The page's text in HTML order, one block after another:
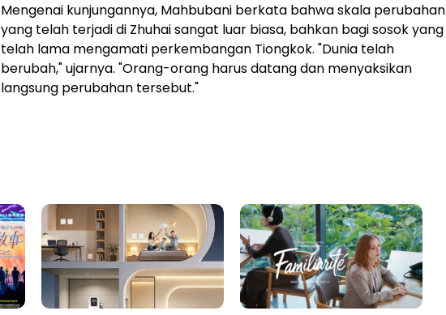
Mengenai kunjungannya, Mahbubani berkata bahwa skala perubahan
yang telah terjadi di Zhuhai sangat luar biasa, bahkan bagi sosok yang
telah lama mengamati perkembangan Tiongkok. "Dunia telah
berubah," ujarnya. "Orang-orang harus datang dan menyaksikan
langsung perubahan tersebut."